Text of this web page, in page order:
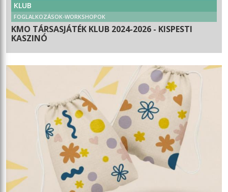
KLUB
FOGLALKOZÁSOK-WORKSHOPOK
KMO TÁRSASJÁTÉK KLUB 2024-2026 - KISPESTI
KASZINÓ